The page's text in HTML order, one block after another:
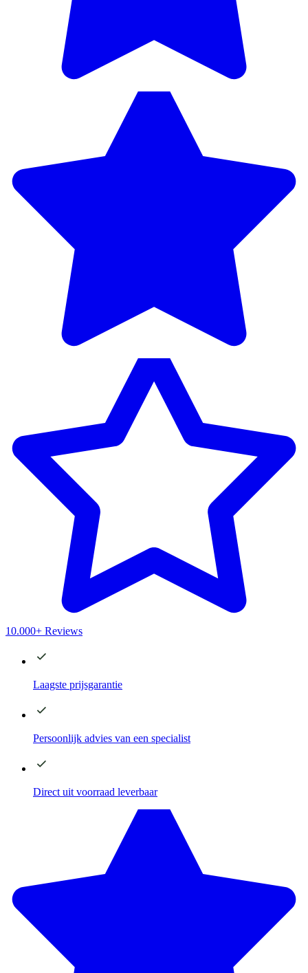
10.000+ Reviews
Laagste prijsgarantie
Persoonlijk advies van een specialist
Direct uit voorraad leverbaar